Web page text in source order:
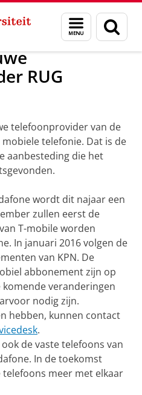
Menu
en
zoeken
Nieuwsberichten
RUG
telefoonprovider van de
telefonie. Dat is de
aanbesteding die het
wordt dit najaar een
zullen eerst de
T-mobile worden
In januari 2016 volgen de
van KPN. De
abbonement zijn op
veranderingen
nodig zijn.
hebben, kunnen contact
.
de vaste telefoons van
In de toekomst
meer met elkaar